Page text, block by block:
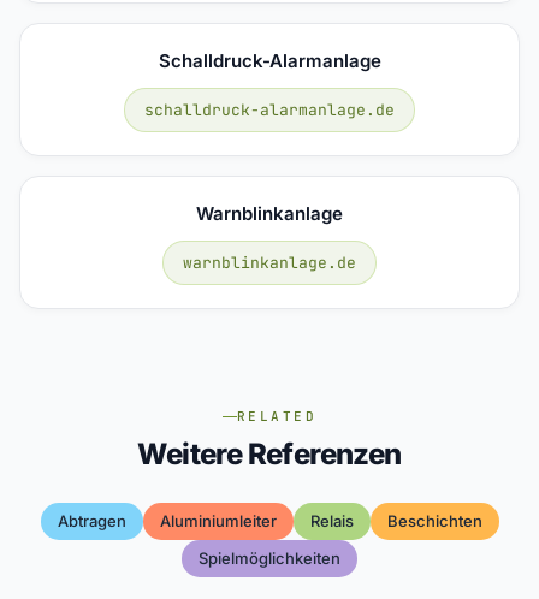
Schalldruck-Alarmanlage
schalldruck-alarmanlage.de
Warnblinkanlage
warnblinkanlage.de
RELATED
Weitere Referenzen
Abtragen Aluminiumleiter Relais
Beschichten
Spielmöglichkeiten